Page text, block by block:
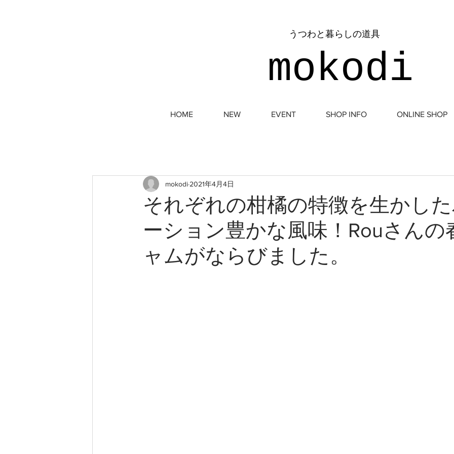
​うつわと暮らしの道具
mokodi
HOME NEW EVENT SHOP INFO ONLINE SHOP
それぞれの柑橘の特徴を生かし
ーション豊かな風味！Rouさんの
ャムがならびました。
mokodi 2021年4月4日